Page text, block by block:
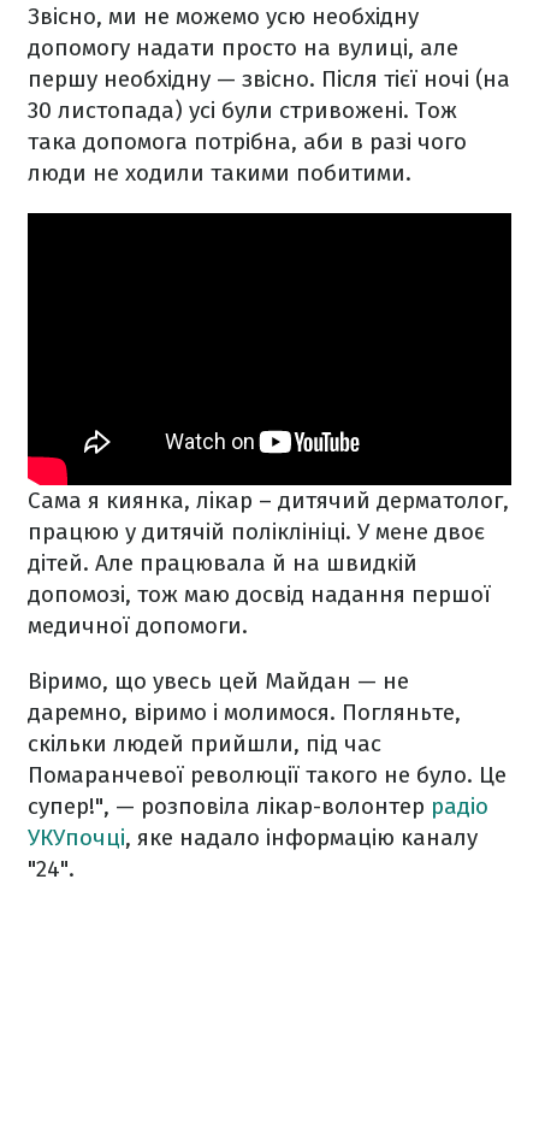
Звісно, ми не можемо усю необхідну
допомогу надати просто на вулиці, але
першу необхідну — звісно. Після тієї ночі (на
30 листопада) усі були стривожені. Тож
така допомога потрібна, аби в разі чого
люди не ходили такими побитими.
Сама я киянка, лікар – дитячий дерматолог,
працюю у дитячій поліклініці. У мене двоє
дітей. Але працювала й на швидкій
допомозі, тож маю досвід надання першої
медичної допомоги.
Віримо, що увесь цей Майдан — не
даремно, віримо і молимося. Погляньте,
скільки людей прийшли, під час
Помаранчевої революції такого не було. Це
супер!", — розповіла лікар-волонтер радіо
УКУпочці, яке надало інформацію каналу
"24".